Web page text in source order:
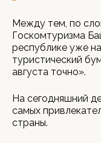
Между тем, по
Госкомтуризма
республике уже
туристический
августа точно».
На сегодняшний
самых
страны.